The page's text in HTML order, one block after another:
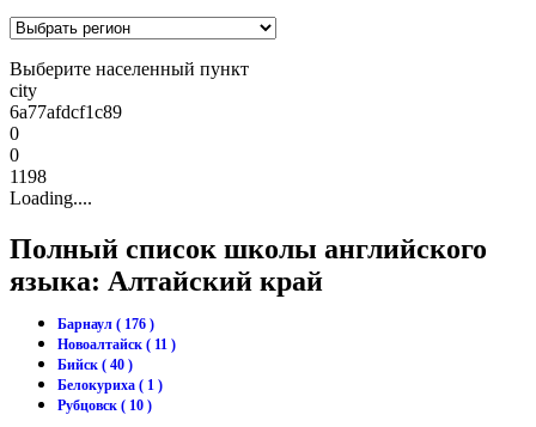
Выберите населенный пункт
city
6a77afdcf1c89
0
0
1198
Loading....
Полный список школы английского
языка: Алтайский край
Барнаул ( 176 )
Новоалтайск ( 11 )
Бийск ( 40 )
Белокуриха ( 1 )
Рубцовск ( 10 )